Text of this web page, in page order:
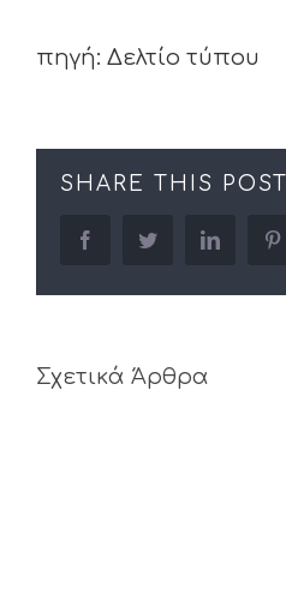
πηγή: Δελτίο τύπου
SHARE THIS POST
facebooktwitter linkedin
Σχετικά Άρθρα